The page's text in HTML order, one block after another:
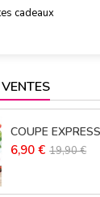
cadeaux
COUPE EXPRESS
Prix
6,90 € Prix
19,90 €